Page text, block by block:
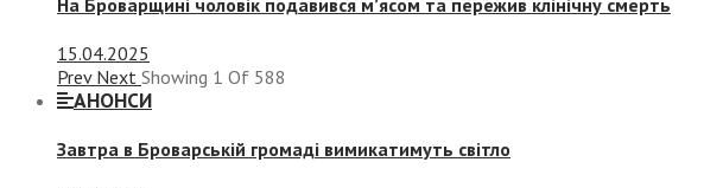
15.04.2025
Prev Next Showing 1 Of 588
АНОНСИ
Завтра в Броварській громаді вимикатимуть світло